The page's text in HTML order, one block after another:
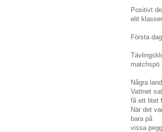
Positivt
elit
Första
matchspö.
Några
Vattnet
få ett litet
När det
bara på
vissa